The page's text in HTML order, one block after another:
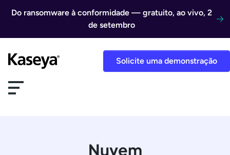
Do ransomware à conformidade — gratuito, ao vivo, 2
de setembro
Solicite uma demonstração
Nuvem